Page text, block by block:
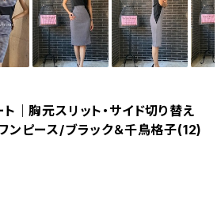
｜胸元スリット・サイド切り替え
ンピース/ブラック＆千鳥格子(12)